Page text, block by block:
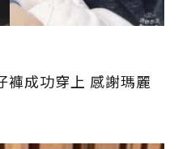
褲成功穿上 感謝瑪麗